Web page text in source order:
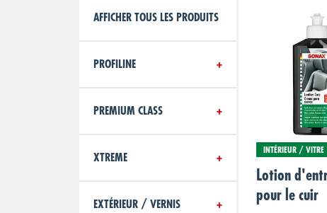
AFFICHER TOUS LES PRODUITS
PROFILINE
PREMIUM CLASS
XTREME
EXTÉRIEUR / VERNIS
INTÉRIEUR / VITRE
Lotion
pour le cuir